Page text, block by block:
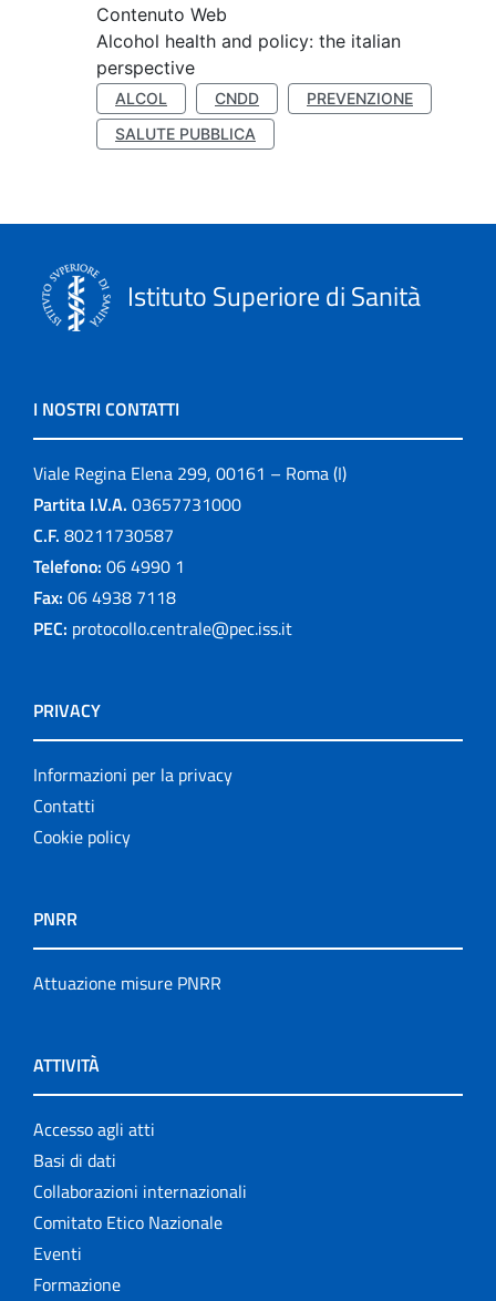
Contenuto Web
Alcohol health and policy: the italian
perspective
ALCOL CNDD
PREVENZIONE
SALUTE PUBBLICA
Istituto Superiore di Sanità
I NOSTRI CONTATTI
Viale Regina Elena 299, 00161 – Roma (I)
Partita I.V.A. 03657731000
C.F. 80211730587
Telefono: 06 4990 1
Fax: 06 4938 7118
PEC: protocollo.centrale@pec.iss.it
PRIVACY
Informazioni per la privacy
Contatti
Cookie policy
PNRR
Attuazione misure PNRR
ATTIVITÀ
Accesso agli atti
Basi di dati
Collaborazioni internazionali
Comitato Etico Nazionale
Eventi
Formazione